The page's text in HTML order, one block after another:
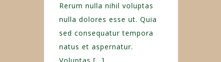
Rerum nulla nihil voluptas
nulla dolores esse ut. Quia
sed consequatur tempora
natus et aspernatur.